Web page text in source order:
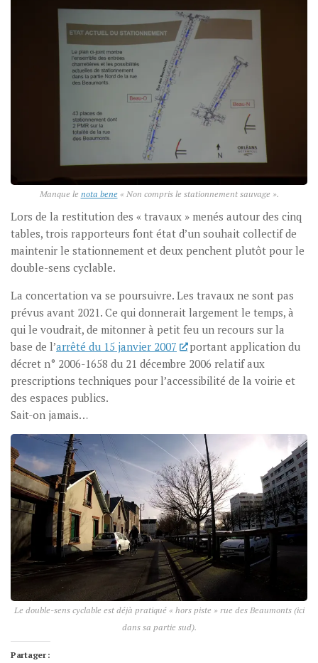
Manque le nota bene« Non compris le stationnement sauvage ».
Lors de la restitution des « travaux » menés autour des cinq
tables, trois rapporteurs font état d’un souhait collectif de
maintenir le stationnement et deux penchent plutôt pour le
double-sens cyclable.
La concertation va se poursuivre. Les travaux ne sont pas
prévus avant 2021. Ce qui donnerait largement le temps, à
qui le voudrait, de mitonner à petit feu un recours sur la
base de l’arrêté du 15 janvier 2007
portant application du
décret n° 2006-1658 du 21 décembre 2006 relatif aux
prescriptions techniques pour l’accessibilité de la voirie et
des espaces publics.
Sait-on jamais…
Le double-sens cyclable est déjà pratiqué « hors piste » rue des Beaumonts (ici
dans sa partie sud).
Partager :